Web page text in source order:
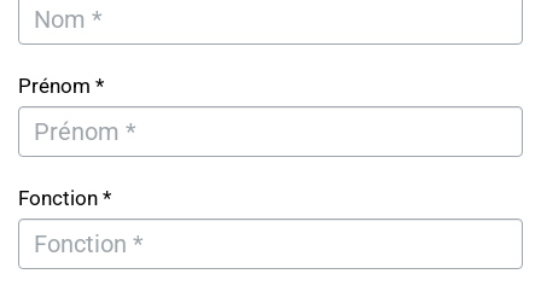
Prénom *
Fonction *